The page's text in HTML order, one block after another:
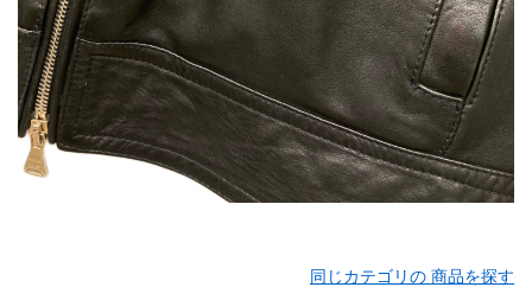
同じカテゴリの 商品を探す